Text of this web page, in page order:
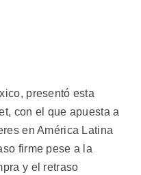
presentó esta
con el que apuesta a
en América Latina
firme pese a la
y el retraso